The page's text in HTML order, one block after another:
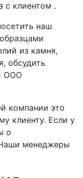
с клиентом .
наш
из камня,
обсудить
ООО
компании это
клиенту. Если у
о
менеджеры